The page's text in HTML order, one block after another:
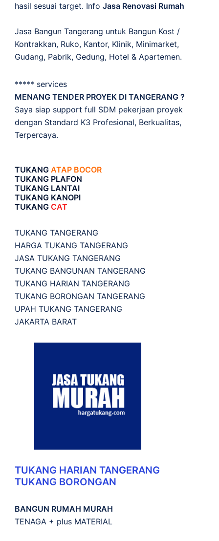
hasil sesuai target. Info Jasa Renovasi Rumah
Jasa Bangun Tangerang untuk Bangun Kost /
Kontrakkan, Ruko, Kantor, Klinik, Minimarket,
Gudang, Pabrik, Gedung, Hotel & Apartemen.
***** services
MENANG TENDER PROYEK DI TANGERANG ?
Saya siap support full SDM pekerjaan proyek
dengan Standard K3 Profesional, Berkualitas,
Terpercaya.
TUKANG ATAP BOCOR
TUKANG PLAFON
TUKANG LANTAI
TUKANG KANOPI
TUKANG CAT
TUKANG TANGERANG
HARGA TUKANG TANGERANG
JASA TUKANG TANGERANG
TUKANG BANGUNAN TANGERANG
TUKANG HARIAN TANGERANG
TUKANG BORONGAN TANGERANG
UPAH TUKANG TANGERANG
JAKARTA BARAT
TUKANG HARIAN TANGERANG
TUKANG BORONGAN
BANGUN RUMAH MURAH
TENAGA + plus MATERIAL